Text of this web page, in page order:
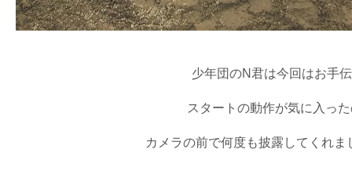
少年団のN君は今回はお手
スタートの動作が気に入っ
カメラの前で何度も披露してくれま